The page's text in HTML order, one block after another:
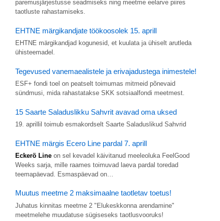
paremusjärjestusse seadmiseks ning meetme eelarve piires
taotluste rahastamiseks.
EHTNE märgikandjate töökoosolek 15. aprill
EHTNE märgikandjad kogunesid, et kuulata ja ühiselt arutleda
ühisteemadel.
Tegevused vanemaealistele ja erivajadustega inimestele!
ESF+ fondi toel on peatselt toimumas mitmeid põnevaid
sündmusi, mida rahastatakse SKK sotsiaalfondi meetmest.
15 Saarte Saladuslikku Sahvrit avavad oma uksed
19. aprillil toimub esmakordselt Saarte Saladuslikud Sahvrid
EHTNE märgis Ecero Line pardal 7. aprill
Eckerö Lineon sel kevadel käivitanud meeleoluka FeelGood
Weeks sarja, mille raames toimuvad laeva pardal toredad
teemapäevad. Esmaspäevad on…
Muutus meetme 2 maksimaalne taotletav toetus!
Juhatus kinnitas meetme 2 "Elukeskkonna arendamine"
meetmelehe muudatuse sügiseseks taotlusvooruks!